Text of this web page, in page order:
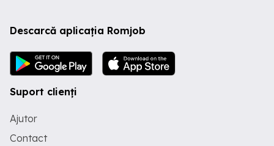
Descarcă aplicația Romjob
Suport clienți
Ajutor
Contact